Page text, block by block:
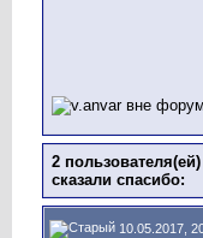
2 пользователя(ей)
сказали cпасибо:
10.05.2017,